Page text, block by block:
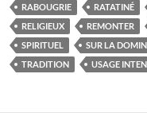
RABOUGRIE
RATATINÉ
RELIGIEUX
REMONTER
SPIRITUEL
SUR LA
TRADITION
USAGE